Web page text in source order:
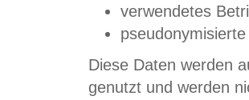
verwendetes
Diese Daten werden
genutzt und werden